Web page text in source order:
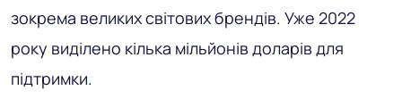
зокрема великих світових брендів. Уже 2022
року виділено кілька мільйонів доларів для
підтримки.